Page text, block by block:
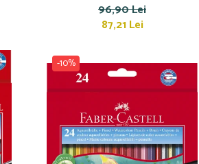
96,90 Lei
87,21 Lei
-10%